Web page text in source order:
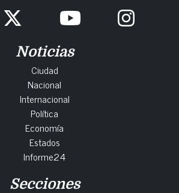
Noticias
Ciudad
Nacional
Internacional
Política
Economía
Estados
Informe24
Secciones